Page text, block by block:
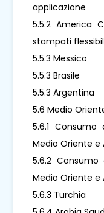
applicazione
5.5.2 America
stampati
5.5.3 Messico
5.5.3 Brasile
5.5.3 Argentina
5.6 Medio
5.6.1
Medio Oriente e
5.6.2
Medio Oriente e
5.6.3 Turchia